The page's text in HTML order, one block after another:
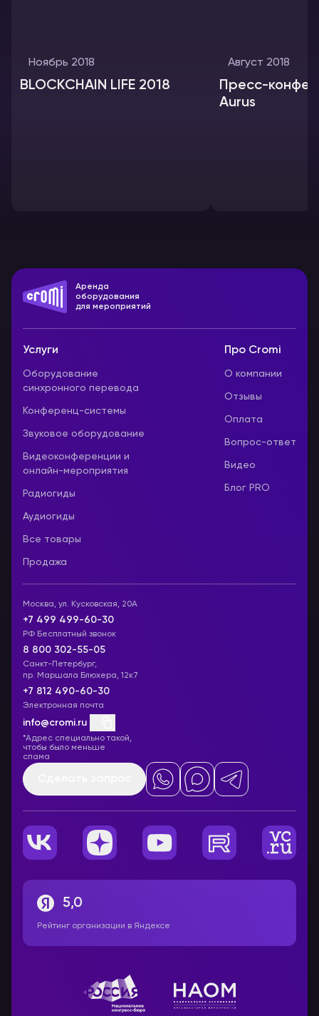
Ноябрь 2018
BLOCKCHAIN LIFE 2018
Август 2018
Пресс-
Aurus
Аренда
оборудования
для мероприятий
Услуги
Оборудование
синхронного перевода
Конференц-системы
Звуковое оборудование
Видеоконференции и
онлайн-мероприятия
Радиогиды
Аудиогиды
Все товары
Продажа
Про Cromi
О компании
Отзывы
Оплата
Вопрос-ответ
Видео
Блог PRO
Москва, ул. Кусковская, 20А
+7 499 499-60-30
РФ Бесплатный звонок
8 800 302-55-05
Санкт-Петербург,
пр. Маршала Блюхера, 12к7
+7 812 490-60-30
Электронная почта
info@cromi.ru
*Адрес специально такой,
чтобы было меньше
спама
5,0
Рейтинг организации в Яндексе